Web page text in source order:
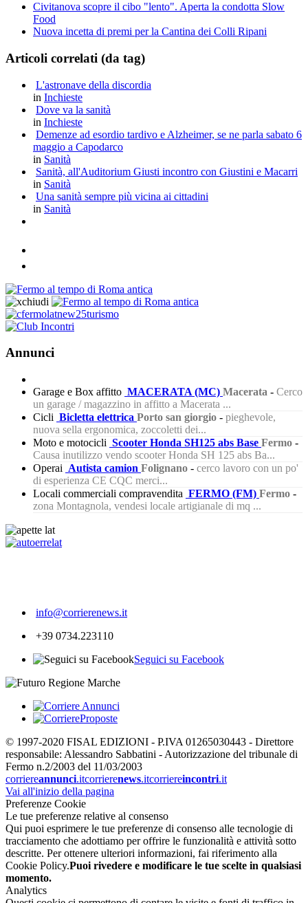
Civitanova scopre il cibo "lento". Aperta la condotta Slow
Food
Nuova incetta di premi per la Cantina dei Colli Ripani
Articoli correlati (da tag)
L'astronave della discordia
in Inchieste
Dove va la sanità
in Inchieste
Demenze ad esordio tardivo e Alzheimer, se ne parla sabato 6
maggio a Capodarco
in Sanità
Sanità, all'Auditorium Giusti incontro con Giustini e Macarri
in Sanità
Una sanità sempre più vicina ai cittadini
in Sanità
Annunci
Garage e Box affitto MACERATA (MC) Macerata - Cerco
un garage / magazzino in affitto a Macerata ...
Cicli Bicletta elettrica Porto san giorgio - pieghevole,
nuova sella ergonomica, zoccoletti dei...
Moto e motocicli Scooter Honda SH125 abs Base Fermo -
Causa inutilizzo vendo scooter Honda SH 125 abs Ba...
Operai Autista camion Folignano - cerco lavoro con un po'
di esperienza CE CQC merci...
Locali commerciali compravendita FERMO (FM) Fermo -
zona Montagnola, vendesi locale artigianale di mq ...
info@corrierenews.it
+39 0734.223110
Seguici su Facebook
© 1997-2020 FISAL EDIZIONI - P.IVA 01265030443 - Direttore
responsabile: Alessandro Sabbatini - Autorizzazione del tribunale di
Fermo n.2/2003 del 11/03/2003
corriereannunci.itcorrierenews.itcorriereincontri.it
Vai all'inizio della pagina
Preferenze Cookie
Le tue preferenze relative al consenso
Qui puoi esprimere le tue preferenze di consenso alle tecnologie di
tracciamento che adottiamo per offrire le funzionalità e attività sotto
descritte. Per ottenere ulteriori informazioni, fai riferimento alla
Cookie Policy.Puoi rivedere e modificare le tue scelte in qualsiasi
momento.
Analytics